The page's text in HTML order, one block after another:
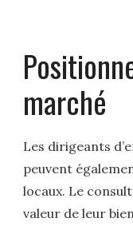
marché
Les dirigeants
peuvent
locaux. Le
valeur de leur